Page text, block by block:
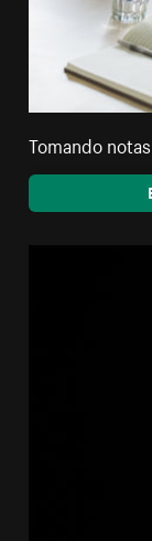
Tomando